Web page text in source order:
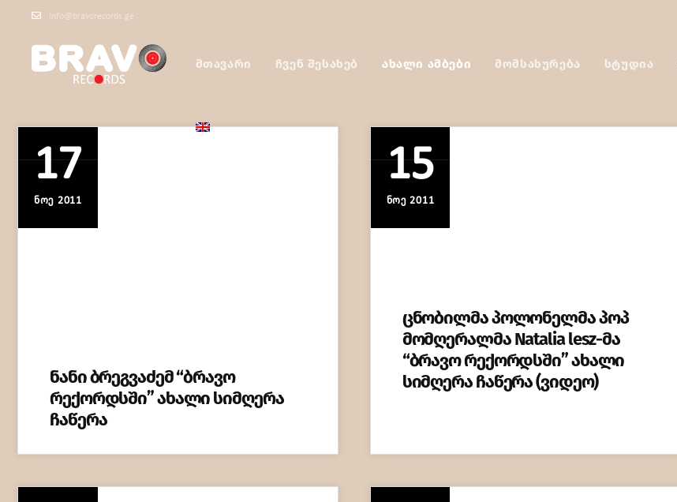
info@bravorecords.ge
ᲛᲗᲐᲕᲐᲠᲘ ᲩᲕᲔᲜ ᲨᲔᲡᲐᲮᲔᲑ ᲐᲮᲐᲚᲘ ᲐᲛᲑᲔᲑᲘ ᲛᲝᲛᲡᲐᲮᲣᲠᲔᲑᲐ ᲡᲢᲣᲓᲘᲐ
17
ᲜᲝᲔ 2011
ნანი ბრეგვაძემ “ბრავო
რექორდსში” ახალი სიმღერა
ჩაწერა
15
ᲜᲝᲔ 2011
ცნობილმა პოლონელმა პოპ
მომღერალმა Natalia lesz-მა
“ბრავო რექორდსში” ახალი
სიმღერა ჩაწერა (ვიდეო)